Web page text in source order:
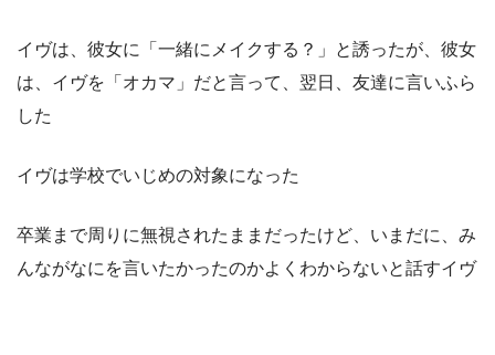
イヴは、彼女に「一緒にメイクする？」と誘ったが、彼女
は、イヴを「オカマ」だと言って、翌日、友達に言いふら
した
イヴは学校でいじめの対象になった
卒業まで周りに無視されたままだったけど、いまだに、み
んながなにを言いたかったのかよくわからないと話すイヴ